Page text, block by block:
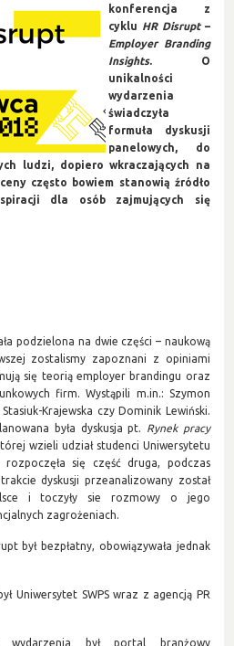
konferencja z
cyklu HR Disrupt–
Employer Branding
Insights. O
unikalności
wydarzenia
świadczyła
formuła dyskusji
panelowych, do
ludzi, dopiero wkraczających na
często bowiem stanowią źródło
dla osób zajmujących się
podzielona na dwie części – naukową
zostalismy zapoznani z opiniami
się teorią employer brandingu oraz
firm. Wystąpili m.in.: Szymon
Krajewska czy Dominik Lewiński.
była dyskusja pt. Rynek pracy
wzieli udział studenci Uniwersytetu
się część druga, podczas
dyskusji przeanalizowany został
i toczyły sie rozmowy o jego
zagrożeniach.
był bezpłatny, obowiązywała jednak
Uniwersytet SWPS wraz z agencją PR
wydarzenia był portal branżowy